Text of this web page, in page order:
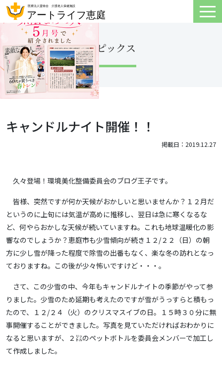
トピックス
キャンドルナイト開催！！
掲載日：2019.12.27
久々登場！環境美化整備委員会のブログ王子です。
皆様、突然ですが何か天候がおかしいと思いませんか？１２月だ
というのに上旬には気温が高めに推移し、翌日は急に寒くなるな
ど、何やらおかしな天候が続いていますね。これも地球温暖化の影
響なのでしょうか？恵庭市も少雪傾向が続き１２/２２（日）の朝
方に少し雪が降った程度で除雪の出番もなく、楽な冬の訪れとなっ
ておりますね。この後が少々怖いですけど・・・。
さて、この少雪の中、今年もキャンドルナイトの季節がやって参
りました。少雪のため延期も考えたのですが雪がうっすらと積もっ
たので、１２/２４（火）のクリスマスイブの日。１５時３０分に無
事開催することができました。写真を見ていただければおわかりに
なると思いますが、２㍑のペットボトルを委員会メンバーで加工し
て作成しました。